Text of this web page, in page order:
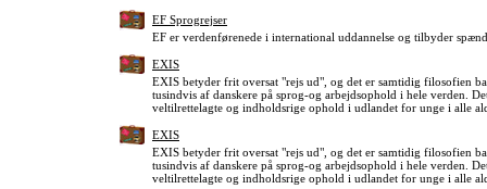
EF Sprogrejser
EF er verdenførenede i international uddannelse og tilbyder
EXIS
EXIS betyder frit oversat "rejs ud", og det er samtidig filosofien
tusindvis af danskere på sprog-og arbejdsophold i hele verden.
veltilrettelagte og indholdsrige ophold i udlandet for unge i alle
EXIS
EXIS betyder frit oversat "rejs ud", og det er samtidig filosofien
tusindvis af danskere på sprog-og arbejdsophold i hele verden.
veltilrettelagte og indholdsrige ophold i udlandet for unge i alle